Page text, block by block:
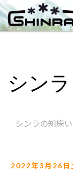
シン
シンラの知床
2022年3月26日